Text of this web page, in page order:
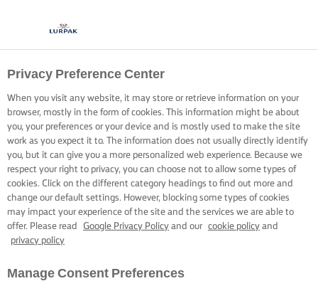
Privacy Preference Center
When you visit any website, it may store or retrieve information on your
browser, mostly in the form of cookies. This information might be about
you, your preferences or your device and is mostly used to make the site
work as you expect it to. The information does not usually directly identify
you, but it can give you a more personalized web experience. Because we
respect your right to privacy, you can choose not to allow some types of
cookies. Click on the different category headings to find out more and
change our default settings. However, blocking some types of cookies
may impact your experience of the site and the services we are able to
offer. Please read
Google Privacy Policy and our cookie policy and
privacy policy
Manage Consent Preferences